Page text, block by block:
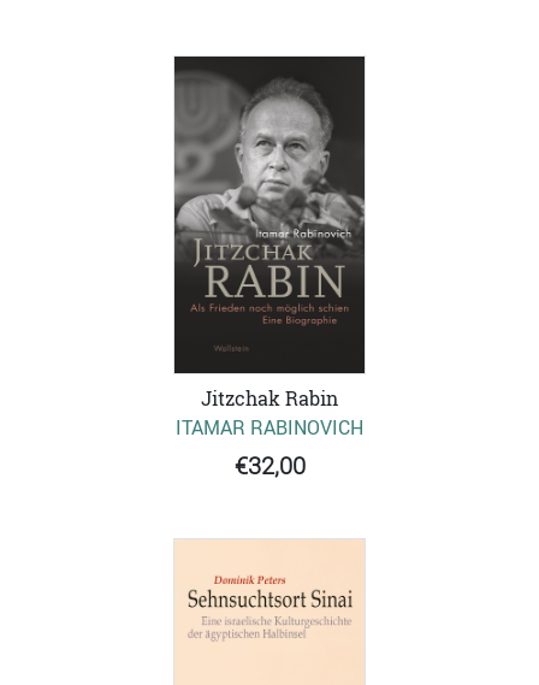
Jitzchak Rabin
ITAMAR RABINOVICH
€32,00